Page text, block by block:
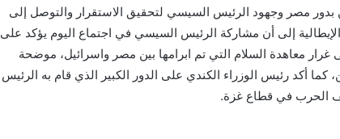
بدور مصر وجهود الرئيس السيسي لتحقيق الاستقرار والتوصل إلى
إلى أن مشاركة الرئيس السيسي في اجتماع اليوم يؤكد على
غرار معاهدة السلام التي تم ابرامها بين مصر واسرائيل، موضحة
أكد رئيس الوزراء الكندي على الدور الكبير الذي قام به الرئيس
الحرب في قطاع غزة.